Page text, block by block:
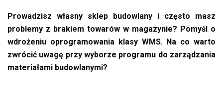
Prowadzisz własny sklep budowlany i często masz
problemy z brakiem towarów w magazynie? Pomyśl o
wdrożeniu oprogramowania klasy WMS. Na co warto
zwrócić uwagę przy wyborze programu do zarządzania
materiałami budowlanymi?